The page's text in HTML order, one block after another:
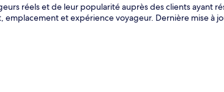
réels et de leur popularité auprès des clients ayant
et expérience voyageur. Dernière mise à